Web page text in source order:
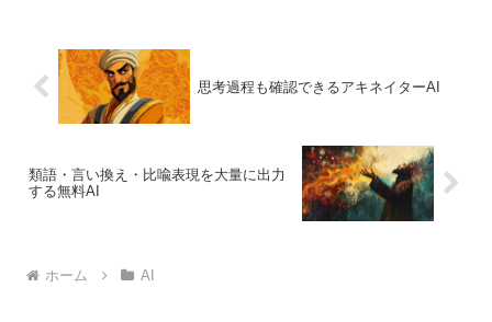
思考過程も確認できるアキネイターAI
類語・言い換え・比喩表現を大量に出力
する無料AI
ホーム AI